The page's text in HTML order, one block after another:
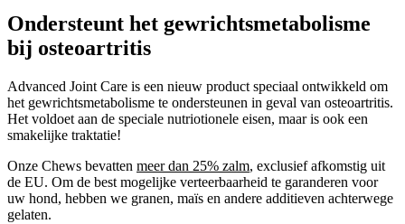
Ondersteunt het gewrichtsmetabolisme
bij osteoartritis
Advanced Joint Care is een nieuw product speciaal ontwikkeld om
het gewrichtsmetabolisme te ondersteunen in geval van osteoartritis.
Het voldoet aan de speciale nutriotionele eisen, maar is ook een
smakelijke traktatie!
Onze Chews bevatten meer dan 25% zalm, exclusief afkomstig uit
de EU. Om de best mogelijke verteerbaarheid te garanderen voor
uw hond, hebben we granen, maïs en andere additieven achterwege
gelaten.